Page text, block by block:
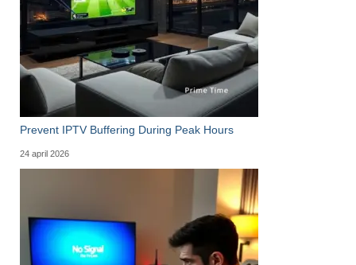
Prevent IPTV Buffering During Peak Hours
24 april 2026